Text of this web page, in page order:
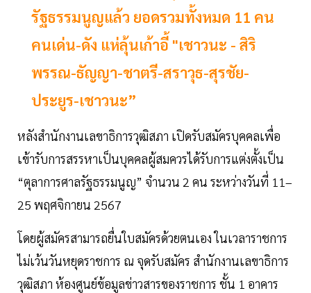
รัฐธรรมนูญแล้ว ยอดรวมทั้งหมด 11 คน
คนเด่น-ดัง แห่ลุ้นเก้าอี้ "เชาวนะ - สิริ
พรรณ-ธัญญา-ชาตรี-สราวุธ-สุรชัย-
ประยูร-เชาวนะ”
หลังสำนักงานเลขาธิการวุฒิสภา เปิดรับสมัครบุคคลเพื่อ
เข้ารับการสรรหาเป็นบุคคลผู้สมควรได้รับการแต่งตั้งเป็น
“ตุลาการศาลรัฐธรรมนูญ” จำนวน 2 คน ระหว่างวันที่ 11–
25 พฤศจิกายน 2567
โดยผู้สมัครสามารถยื่นใบสมัครด้วยตนเอง ในเวลาราชการ
ไม่เว้นวันหยุดราชการ ณ จุดรับสมัคร สำนักงานเลขาธิการ
วุฒิสภา ห้องศูนย์ข้อมูลข่าวสารของราชการ ชั้น 1 อาคาร